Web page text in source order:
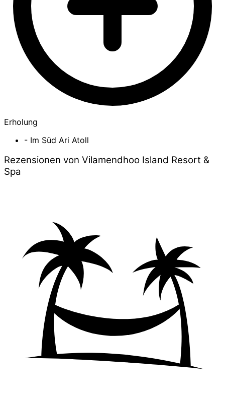
Erholung
- Im Süd Ari Atoll
Rezensionen von Vilamendhoo Island Resort &
Spa